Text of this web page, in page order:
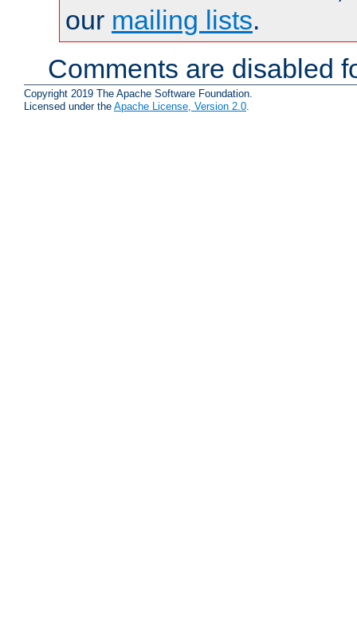
our mailing lists.
Comments are disabled
Copyright 2019 The Apache Software Foundation.
Licensed under the Apache License, Version 2.0